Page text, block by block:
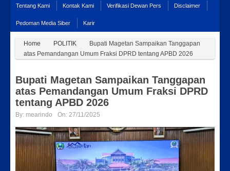
Tentang Kami Kontak Kami Verifikasi Dewan Pers Disclaimer
Pedoman Media Siber Karir
Home POLITIK
Bupati Magetan Sampaikan Tanggapan
atas Pemandangan Umum Fraksi DPRD tentang APBD 2026
Bupati Magetan Sampaikan Tanggapan
atas Pemandangan Umum Fraksi DPRD
tentang APBD 2026
By: mearindo On: 27/11/2025